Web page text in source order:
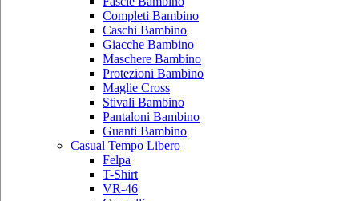
Completi Bambino
Caschi Bambino
Giacche Bambino
Maschere Bambino
Protezioni Bambino
Maglie Cross
Stivali Bambino
Pantaloni Bambino
Guanti Bambino
Casual Tempo Libero
Felpa
T-Shirt
VR-46